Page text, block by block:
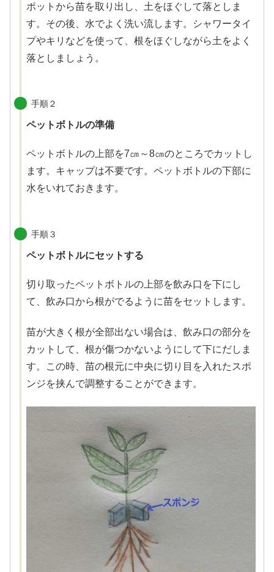
ポットから苗を取り出し、土をほぐして落としま
す。その後、水でよく洗い流します。シャワータイ
プやキリなどを使って、根をほぐしながら土をよく
落としましょう。
手順２
ペットボトルの準備
ペットボトルの上部を7㎝～8㎝のところでカットし
ます。キャップは不要です。ペットボトルの下部に
水をいれておきます。
手順３
ペットボトルにセットする
切り取ったペットボトルの上部を飲み口を下にし
て、飲み口から根がでるように苗をセットします。
苗が大きく根が全部出ない場合は、飲み口の部分を
カットして、根が傷つかないようにして下にだしま
す。この時、苗の根元に中央に切り目を入れたスポ
ンジを挟んで調整することができます。